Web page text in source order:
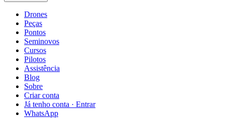
Drones
Peças
Pontos
Seminovos
Cursos
Pilotos
Assistência
Blog
Sobre
Criar conta
Já tenho conta · Entrar
WhatsApp